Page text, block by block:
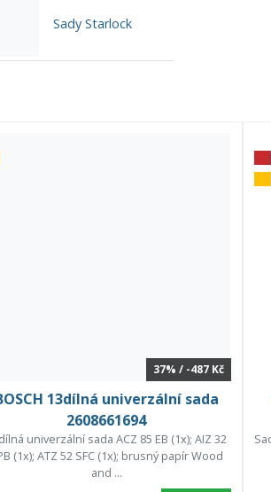
Sady Starlock
37% / -487 Kč
13dílná univerzální sada
2608661694
univerzální sada ACZ 85 EB (1x); AIZ 32
(1x); ATZ 52 SFC (1x); brusný papír Wood
and ...